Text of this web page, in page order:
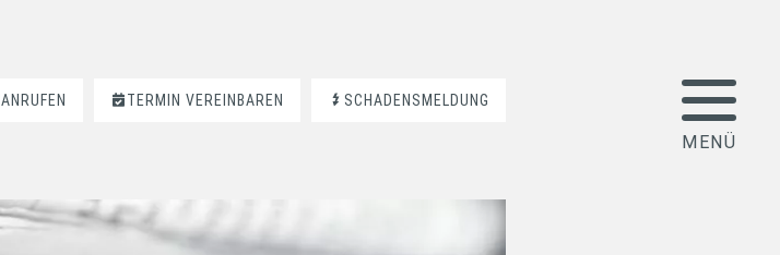
ANRUFEN TERMIN VEREINBAREN SCHADENSMELDUNG